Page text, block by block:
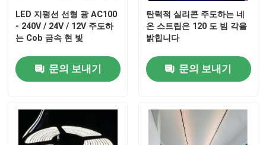
홈
동영상
LED 지평선 선형 광 AC100
- 240V / 24V / 12V 주도하
는 Cob 금속 현 빛
문의 보내기
탄력적 실리콘 주도하는 네
온 스트립은 120 도 빔 각을
밝힙니다
문의 보내기